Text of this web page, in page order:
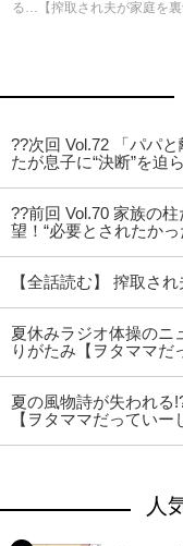
る…【搾取され夫が家庭を裏
??次回 Vol.72 「パパ
たが息子に“決断”を迫
??前回 Vol.70 家族の
望！“必要とされたか
【全話読む】 搾取さ
夏休みラジオ体操のニ
りがたみ【ヲタママだ
夏の風物詩が失われる
【ヲタママだっていー
人